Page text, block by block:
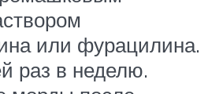
или фурацилина.
раз в неделю.